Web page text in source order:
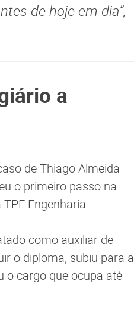
de hoje em dia”,
a
de Thiago Almeida
o primeiro passo na
Engenharia.
como auxiliar de
o diploma, subiu para a
o cargo que ocupa até